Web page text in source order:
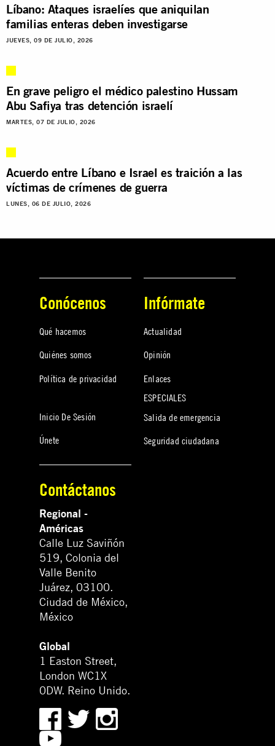
Líbano: Ataques israelíes que aniquilan
familias enteras deben investigarse
JUEVES, 09 DE JULIO, 2026
En grave peligro el médico palestino Hussam
Abu Safiya tras detención israelí
MARTES, 07 DE JULIO, 2026
Acuerdo entre Líbano e Israel es traición a las
víctimas de crímenes de guerra
LUNES, 06 DE JULIO, 2026
Conócenos
Qué hacemos
Quiénes somos
Política de privacidad
Inicio De Sesión
Únete
Infórmate
Actualidad
Opinión
Enlaces
ESPECIALES
Salida de emergencia
Seguridad ciudadana
Contáctanos
Regional -
Américas
Calle Luz Saviñón
519, Colonia del
Valle Benito
Juárez, 03100.
Ciudad de México,
México
Global
1 Easton Street,
London WC1X
0DW. Reino Unido.